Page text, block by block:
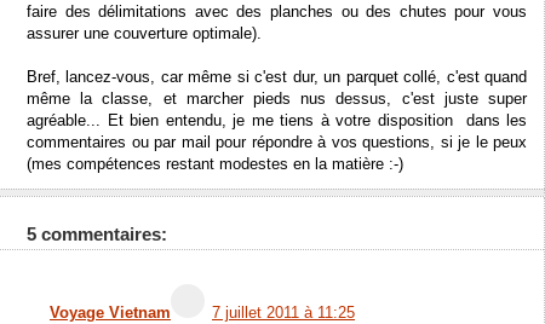
faire des délimitations avec des planches ou des chutes pour vous
assurer une couverture optimale).
Bref, lancez-vous, car même si c'est dur, un parquet collé, c'est quand
même la classe, et marcher pieds nus dessus, c'est juste super
agréable... Et bien entendu, je me tiens à votre disposition dans les
commentaires ou par mail pour répondre à vos questions, si je le peux
(mes compétences restant modestes en la matière :-)
5 commentaires:
Voyage Vietnam
7 juillet 2011 à 11:25